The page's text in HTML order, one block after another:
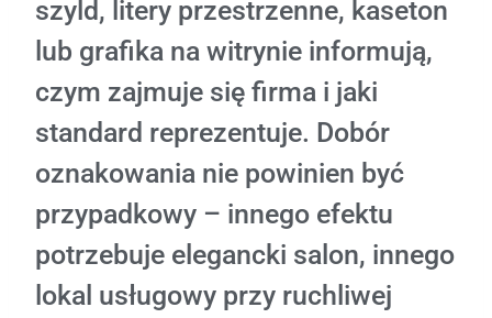
szyld, litery przestrzenne, kaseton
lub grafika na witrynie informują,
czym zajmuje się firma i jaki
standard reprezentuje. Dobór
oznakowania nie powinien być
przypadkowy – innego efektu
potrzebuje elegancki salon, innego
lokal usługowy przy ruchliwej